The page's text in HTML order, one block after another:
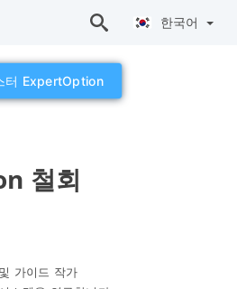
한국어
터 ExpertOption
철회
가이드 작가